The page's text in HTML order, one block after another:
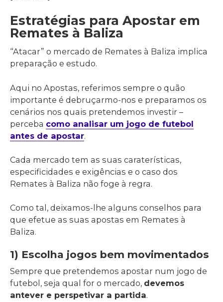
Estratégias para Apostar em
Remates à Baliza
“Atacar” o mercado de Remates à Baliza implica
preparação e estudo.
Aqui no Apostas, referimos sempre o quão
importante é debruçarmo-nos e preparamos os
cenários nos quais pretendemos investir –
perceba como analisar um jogo de futebol
antes de apostar.
Cada mercado tem as suas caraterísticas,
especificidades e exigências e o caso dos
Remates à Baliza não foge à regra.
Como tal, deixamos-lhe alguns conselhos para
que efetue as suas apostas em Remates à
Baliza.
1) Escolha jogos bem movimentados
Sempre que pretendemos apostar num jogo de
futebol, seja qual for o mercado, devemos
antever e perspetivar a partida.